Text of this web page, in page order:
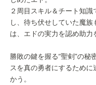
２周目スキル＆チート知
し、待ち伏せしていた魔
は、エドの実力を認め助力
勝敗の鍵を握る“聖剣”の
スを真の勇者にするため
かう。